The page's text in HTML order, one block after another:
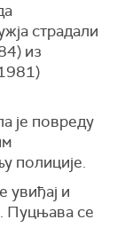
страдали
из
је повреду
полиције.
увиђај и
Пуцњава се